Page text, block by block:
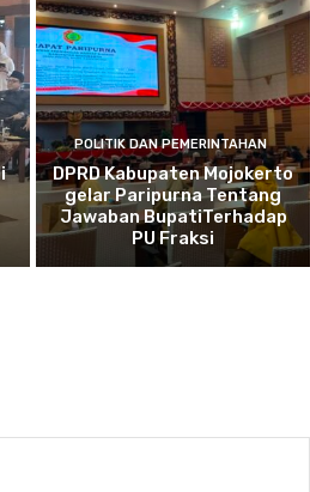
POLITIK DAN PEMERINTAHAN
DPRD Kabupaten Mojokerto
gelar Paripurna Tentang
Jawaban BupatiTerhadap
PU Fraksi